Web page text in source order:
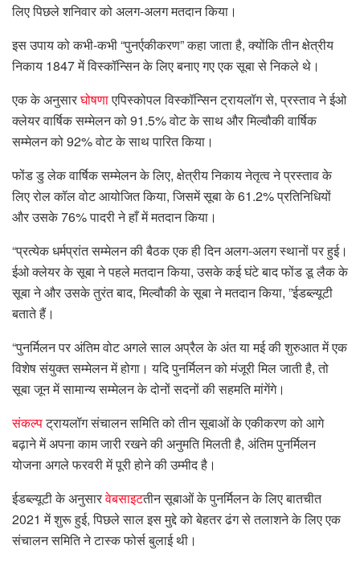
लिए पिछले शनिवार को अलग-अलग मतदान किया।
इस उपाय को कभी-कभी “पुनर्एकीकरण” कहा जाता है, क्योंकि तीन क्षेत्रीय
निकाय 1847 में विस्कॉन्सिन के लिए बनाए गए एक सूबा से निकले थे।
एक के अनुसारघोषणाएपिस्कोपल विस्कॉन्सिन ट्रायलॉग से, प्रस्ताव ने ईओ
क्लेयर वार्षिक सम्मेलन को 91.5% वोट के साथ और मिल्वौकी वार्षिक
सम्मेलन को 92% वोट के साथ पारित किया।
फोंड डु लेक वार्षिक सम्मेलन के लिए, क्षेत्रीय निकाय नेतृत्व ने प्रस्ताव के
लिए रोल कॉल वोट आयोजित किया, जिसमें सूबा के 61.2% प्रतिनिधियों
और उसके 76% पादरी ने हाँ में मतदान किया।
“प्रत्येक धर्मप्रांत सम्मेलन की बैठक एक ही दिन अलग-अलग स्थानों पर हुई।
ईओ क्लेयर के सूबा ने पहले मतदान किया, उसके कई घंटे बाद फोंड डू लैक के
सूबा ने और उसके तुरंत बाद, मिल्वौकी के सूबा ने मतदान किया, ”ईडब्ल्यूटी
बताते हैं।
“पुनर्मिलन पर अंतिम वोट अगले साल अप्रैल के अंत या मई की शुरुआत में एक
विशेष संयुक्त सम्मेलन में होगा। यदि पुनर्मिलन को मंजूरी मिल जाती है, तो
सूबा जून में सामान्य सम्मेलन के दोनों सदनों की सहमति मांगेंगे।
संकल्पट्रायलॉग संचालन समिति को तीन सूबाओं के एकीकरण को आगे
बढ़ाने में अपना काम जारी रखने की अनुमति मिलती है, अंतिम पुनर्मिलन
योजना अगले फरवरी में पूरी होने की उम्मीद है।
ईडब्ल्यूटी के अनुसारवेबसाइटतीन सूबाओं के पुनर्मिलन के लिए बातचीत
2021 में शुरू हुई, पिछले साल इस मुद्दे को बेहतर ढंग से तलाशने के लिए एक
संचालन समिति ने टास्क फोर्स बुलाई थी।